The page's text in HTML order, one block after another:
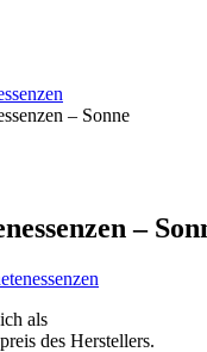
– Sonne
–
als
des Herstellers.